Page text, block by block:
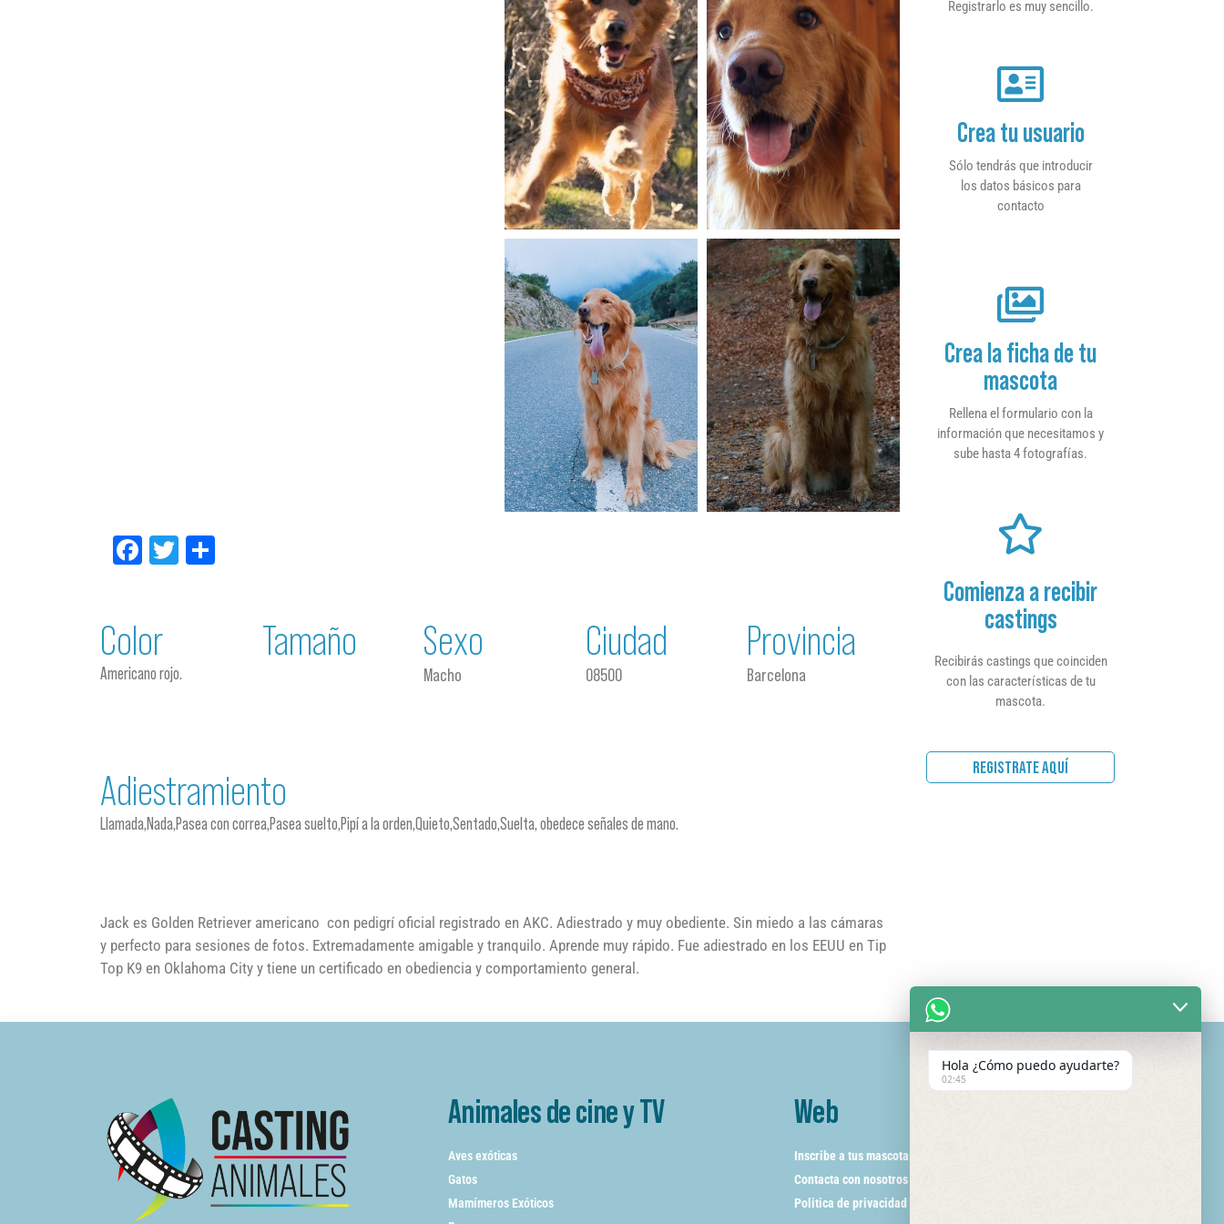
Facebook
Twitter
Color
Americano rojo.
Tamaño Sexo
Macho
Ciudad
08500
Provincia
Barcelona
Adiestramiento
Llamada,Nada,Pasea con correa,Pasea suelto,Pipí a la orden,Quieto,Sentado,Suelta, obedece señales de mano.
Jack es Golden Retriever americano con pedigrí oficial registrado en AKC. Adiestrado y muy obediente. Sin miedo a las cámaras
y perfecto para sesiones de fotos. Extremadamente amigable y tranquilo. Aprende muy rápido. Fue adiestrado en los EEUU en Tip
Top K9 en Oklahoma City y tiene un certificado en obediencia y comportamiento general.
Registrarlo es muy sencillo.
Crea tu usuario
Sólo tendrás que introducir
los datos básicos para
contacto
Crea la ficha de tu
mascota
Rellena el formulario con la
información que necesitamos y
sube hasta 4 fotografías.
Comienza a recibir
castings
Recibirás castings que coinciden
con las características de tu
mascota.
REGISTRATE AQUÍ
Animales de cine y TV
Aves exóticas
Gatos
Mamímeros Exóticos
Web
Inscribe a tus mascotas
Contacta con nosotros
Politica de privacidad
Hola ¿Cómo puedo ayudarte?
02:45